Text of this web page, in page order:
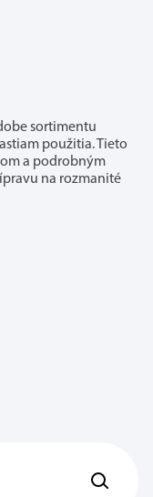
sortimentu
použitia. Tieto
a podrobným
na rozmanité